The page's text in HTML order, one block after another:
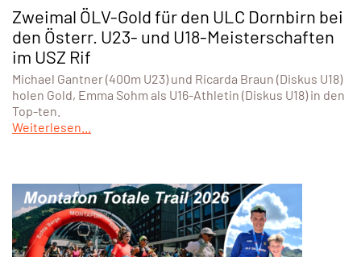
Zweimal ÖLV-Gold für den ULC Dornbirn bei
den Österr. U23- und U18-Meisterschaften
im USZ Rif
Michael Gantner (400m U23) und Ricarda Braun (Diskus U18)
holen Gold, Emma Sohm als U16-Athletin (Diskus U18) in den
Top-ten.
Weiterlesen...